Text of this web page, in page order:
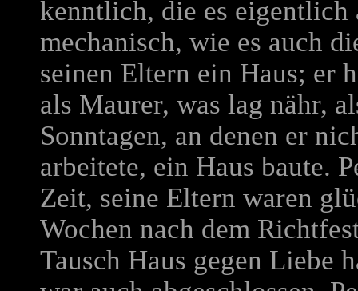
kenntlich, die es eigentlich
mechanisch, wie es auch
seinen Eltern ein Haus; er
als Maurer, was lag nähr,
Sonntagen, an denen er
arbeitete, ein Haus baute.
Zeit, seine Eltern waren
Wochen nach dem
Tausch Haus gegen Liebe